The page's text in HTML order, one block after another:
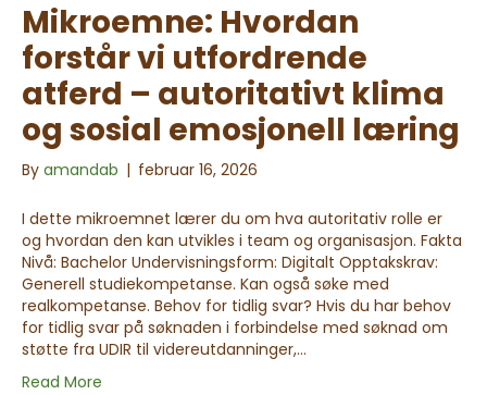
Mikroemne: Hvordan
forstår vi utfordrende
atferd – autoritativt klima
og sosial emosjonell læring
By amandab | februar 16, 2026
I dette mikroemnet lærer du om hva autoritativ rolle er
og hvordan den kan utvikles i team og organisasjon. Fakta
Nivå: Bachelor Undervisningsform: Digitalt Opptakskrav:
Generell studiekompetanse. Kan også søke med
realkompetanse. Behov for tidlig svar? Hvis du har behov
for tidlig svar på søknaden i forbindelse med søknad om
støtte fra UDIR til videreutdanninger,…
Read More